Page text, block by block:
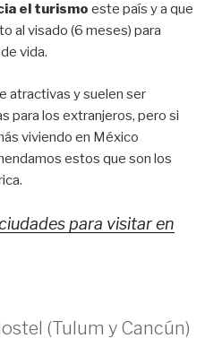
el turismo este país y a que
al visado (6 meses) para
vida.
atractivas y suelen ser
para los extranjeros, pero si
viviendo en México
estos que son los
para visitar en
(Tulum y Cancún)